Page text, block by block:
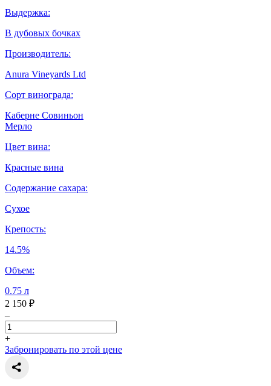
Выдержка:
В дубовых бочках
Производитель:
Anura Vineyards Ltd
Сорт винограда:
Каберне Совиньон
Мерло
Цвет вина:
Красные вина
Содержание сахара:
Сухое
Крепость:
14.5%
Объем:
0.75 л
2 150 ₽
–
+
Забронировать по этой цене